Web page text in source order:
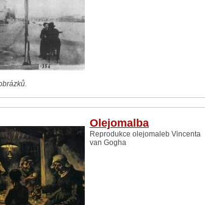
Olejomalba
Reprodukce olejomaleb Vincenta
van Gogha